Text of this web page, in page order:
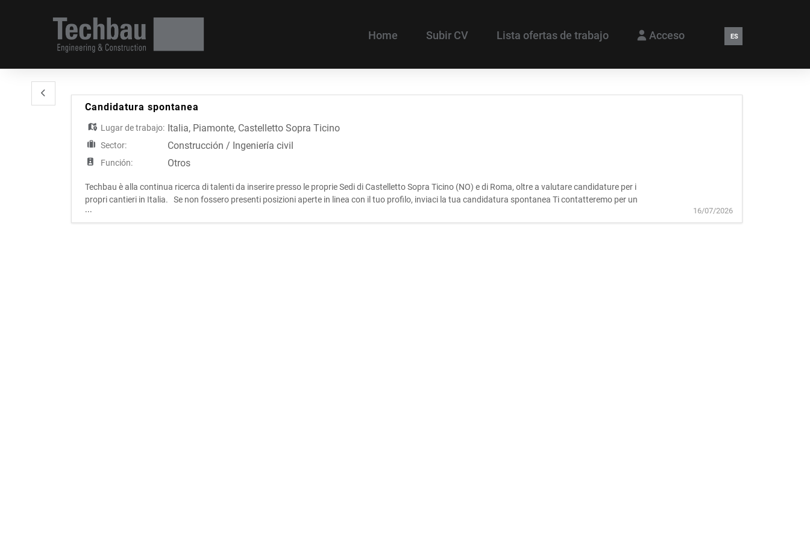
Home Subir CV Lista ofertas de trabajo Acceso ES
Candidatura spontanea
Lugar de trabajo: Italia, Piamonte, Castelletto Sopra Ticino
Sector: Construcción / Ingeniería civil
Función: Otros
Techbau è alla continua ricerca di talenti da inserire presso le proprie Sedi di Castelletto Sopra Ticino (NO) e di Roma, oltre a valutare candidature per i
propri cantieri in Italia. Se non fossero presenti posizioni aperte in linea con il tuo profilo, inviaci la tua candidatura spontanea Ti contatteremo per un
primo colloquio conoscitivo qua
... 16/07/2026